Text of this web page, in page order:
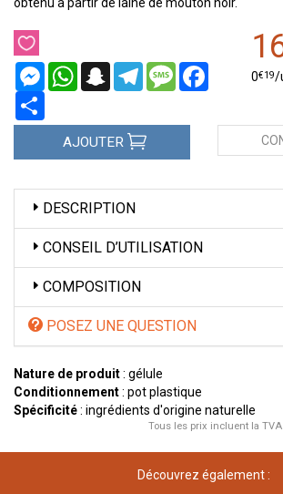
MessengerWhatsAppSnapchatTelegramMessageFacebook
0€19/
AJOUTER
DESCRIPTION
CONSEIL D’UTILISATION
COMPOSITION
POSEZ UNE QUESTION
Nature de produit: gélule
Conditionnement: pot plastique
Spécificité: ingrédients d'origine naturelle
Tous les prix incluent la
Découvrez également :